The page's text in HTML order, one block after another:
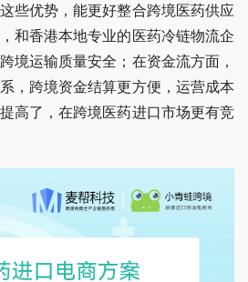
些优势，能更好整合跨境医药供应
和香港本地专业的医药冷链物流企
境运输质量安全；在资金流方面，
，跨境资金结算更方便，运营成本
高了，在跨境医药进口市场更有竞